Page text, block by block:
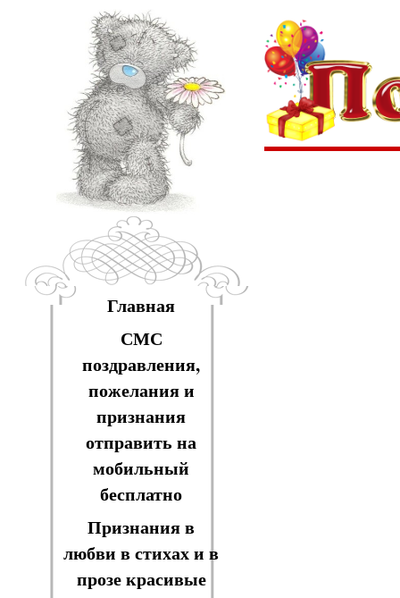
Главная
СМС
поздравления,
пожелания и
признания
отправить на
мобильный
бесплатно
Признания в
любви в стихах и в
прозе красивые